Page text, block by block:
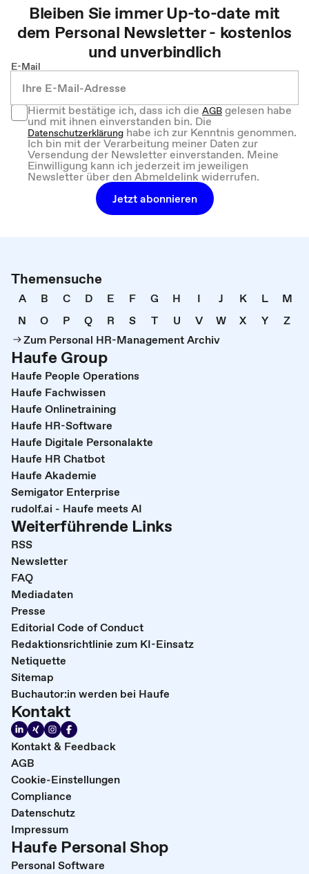
Bleiben Sie immer Up-to-date mit
dem Personal Newsletter - kostenlos
und unverbindlich
E-Mail
Hiermit bestätige ich, dass ich dieAGBgelesen habe
und mit ihnen einverstanden bin. Die
Datenschutzerklärung habe ich zur Kenntnis genommen.
Ich bin mit der Verarbeitung meiner Daten zur
Versendung der Newsletter einverstanden. Meine
Einwilligung kann ich jederzeit im jeweiligen
Newsletter über den Abmeldelink widerrufen.
Jetzt abonnieren
Themensuche
A B C D E F G H I J K L
M
N
O P Q R S T U V W X Y
Z
Zum Personal HR-Management Archiv
Haufe Group
Haufe People Operations
Haufe Fachwissen
Haufe Onlinetraining
Haufe HR-Software
Haufe Digitale Personalakte
Haufe HR Chatbot
Haufe Akademie
Semigator Enterprise
rudolf.ai - Haufe meets AI
Weiterführende Links
RSS
Newsletter
FAQ
Mediadaten
Presse
Editorial Code of Conduct
Redaktionsrichtlinie zum KI-Einsatz
Netiquette
Sitemap
Buchautor:in werden bei Haufe
Kontakt
Kontakt & Feedback
AGB
Cookie-Einstellungen
Compliance
Datenschutz
Impressum
Haufe Personal Shop
Personal Software